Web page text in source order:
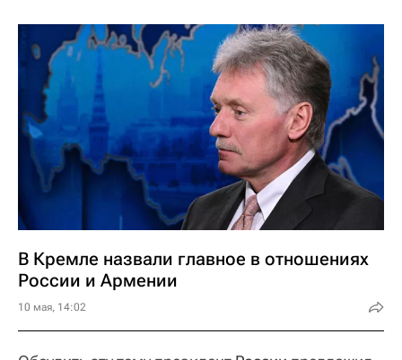
В Кремле назвали главное в отношениях
России и Армении
10 мая, 14:02